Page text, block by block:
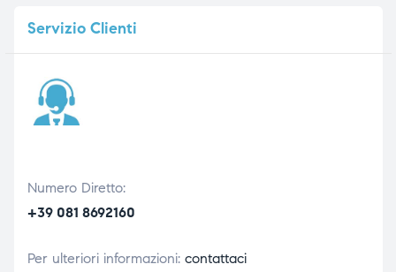
ServizioClienti
Numero Diretto:
+39 081 8692160
Per ulteriori informazioni: contattaci